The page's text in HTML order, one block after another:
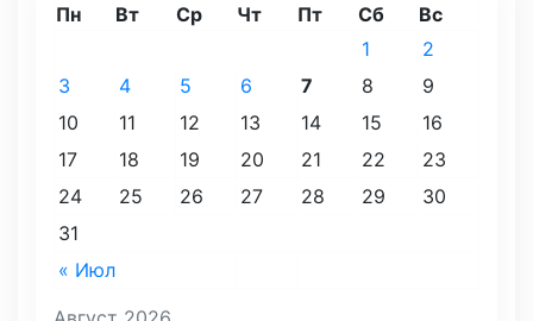
Пн Вт Ср Чт Пт Сб Вс
« Июл
1
2
3
4 5 6 7 8
9
10
11 12 13 14 15
16
17
18 19 20 21 22
23
24
25 26 27 28 29
30
31